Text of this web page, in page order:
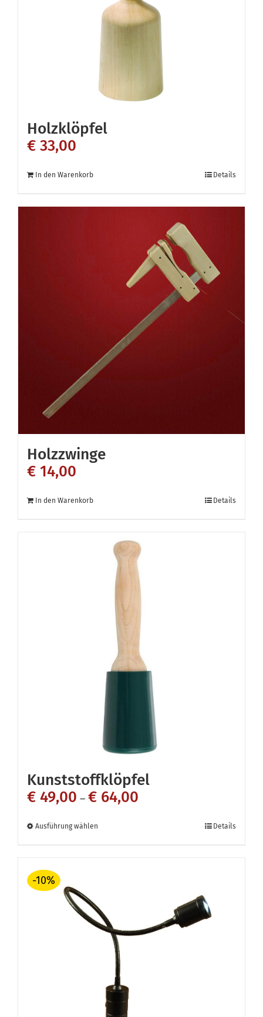
Holzklöpfel
€ 33,00
In den Warenkorb Details
Holzzwinge
€ 14,00
In den Warenkorb Details
Kunststoffklöpfel
€ 49,00 – € 64,00
Ausführung wählen
auf.
Die
Optionen
können
auf
der
Details
-10%